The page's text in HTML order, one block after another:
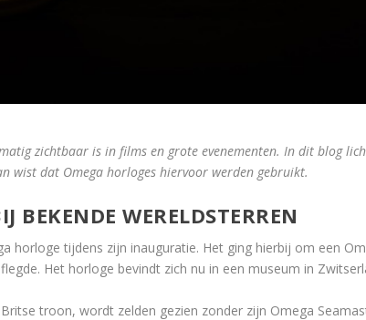
zichtbaar is in films en grote evenementen. In dit blog
wist dat Omega horloges hiervoor werden gebruikt.
BEKENDE WERELDSTERREN
horloge tijdens zijn inauguratie. Het ging hierbij om een
Het horloge bevindt zich nu in een museum in
troon, wordt zelden gezien zonder zijn Omega